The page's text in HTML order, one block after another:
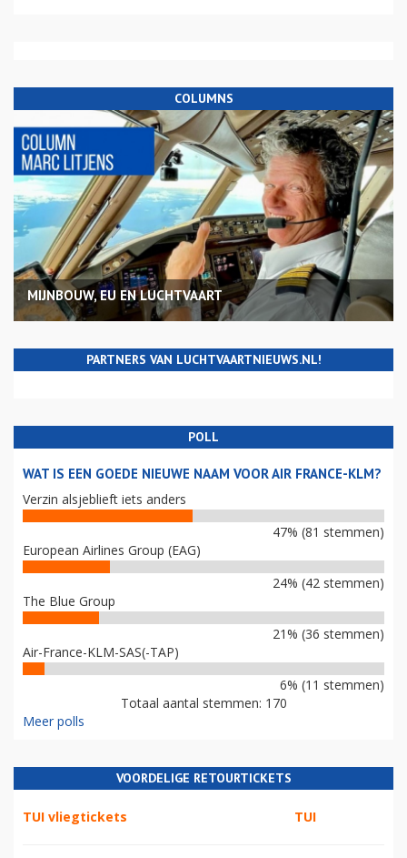
COLUMNS
MIJNBOUW, EU EN LUCHTVAART
PARTNERS VAN LUCHTVAARTNIEUWS.NL!
POLL
WAT IS EEN GOEDE NIEUWE NAAM VOOR AIR FRANCE-KLM?
Verzin alsjeblieft iets anders
47% (81 stemmen)
European Airlines Group (EAG)
24% (42 stemmen)
The Blue Group
21% (36 stemmen)
Air-France-KLM-SAS(-TAP)
6% (11 stemmen)
Totaal aantal stemmen: 170
Meer polls
VOORDELIGE RETOURTICKETS
TUI vliegtickets TUI